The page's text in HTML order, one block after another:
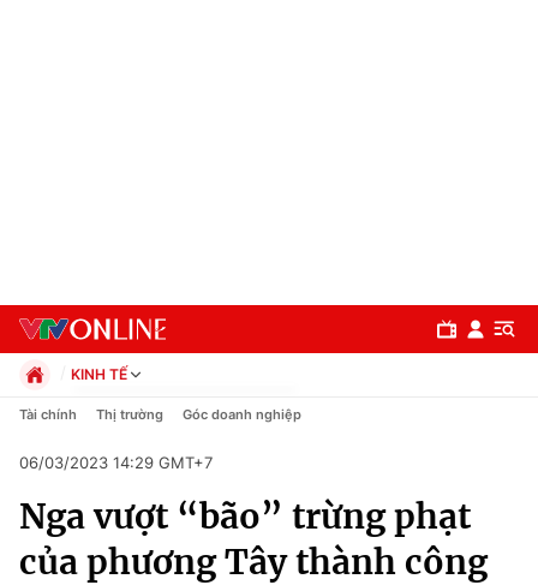
Chuyên mục
Chính trị
KINH TẾ
Chính trị
Pháp luật
Kinh tế
Thể thao
Truyền hình
Tài chính Thị trường Góc doanh nghiệp
06/03/2023 14:29 GMT+7
Nga vượt “bão” trừng phạt
của phương Tây thành công